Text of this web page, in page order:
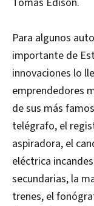
Para algunos
importante de
innovaciones lo
emprendedores
de sus más
telégrafo, el
aspiradora, el
eléctrica
secundarias, la
trenes, el